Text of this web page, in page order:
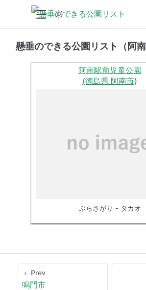
懸垂のできる公園リスト（阿南
阿南駅前児童公園
(徳島県 阿南市)
ぶらさがり - タカオ
Prev
鳴門市